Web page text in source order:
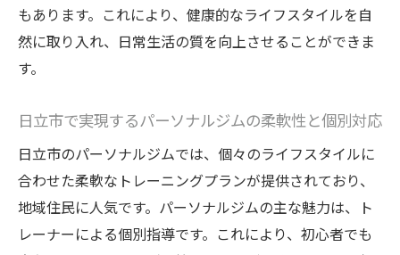
日立市の食事管理とトレーニングの連携
パーソナルジムでの健康的な習慣形成
日立市で持続可能なフィットネスライフの
確立
日立市で健康と美を実現するパーソナルジムの
実践方法
もあります。これにより、健康的なライフスタイルを自
然に取り入れ、日常生活の質を向上させることができま
す。
日立市で実現するパーソナルジムの柔軟性と個別対応
日立市のパーソナルジムでは、個々のライフスタイルに
合わせた柔軟なトレーニングプランが提供されており、
地域住民に人気です。パーソナルジムの主な魅力は、ト
レーナーによる個別指導です。これにより、初心者でも